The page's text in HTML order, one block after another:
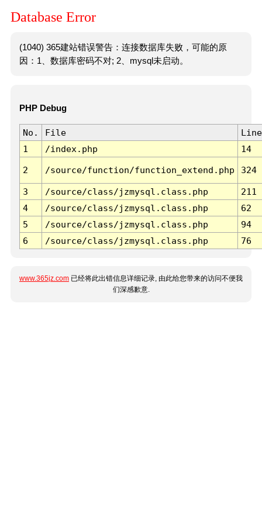
Database Error
(1040) 365建站错误警告：连接数据库失败，可能的原
因：1、数据库密码不对; 2、mysql未启动。
PHP Debug
No. File
Line
1
/index.php 14
2 /source/function/function_extend.php 324
3 /source/class/jzmysql.class.php
211
4
/source/class/jzmysql.class.php
62
5
/source/class/jzmysql.class.php
94
6
/source/class/jzmysql.class.php 76
www.365jz.com 已经将此出错信息详细记录, 由此给您带来的访问不便我
们深感歉意.